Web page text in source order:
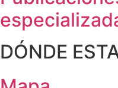
DÓNDE